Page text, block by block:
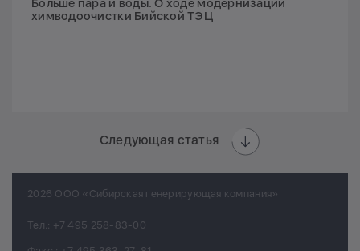
Больше пара и воды. О ходе модернизации
химводоочистки Бийской ТЭЦ
Следующая статья
2026 ООО «Сибирская генерирующая компания»
Тел.: +7 495 258-83-00